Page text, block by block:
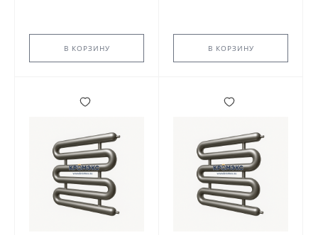
В КОРЗИНУ В КОРЗИНУ